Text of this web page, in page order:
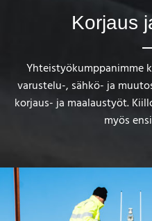
Korjaus
Yhteistyökumppanimme
varustelu-, sähkö- ja
korjaus- ja maalaustyöt.
myös